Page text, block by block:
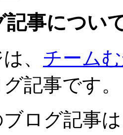
記事につい
、 チーム
記事です。
ログ記事